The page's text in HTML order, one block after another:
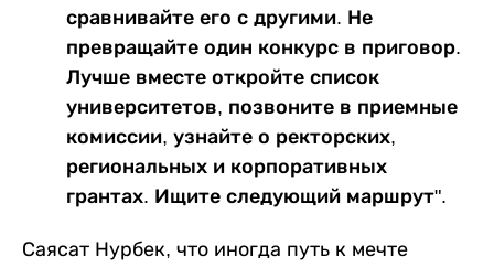
сравнивайте его с другими. Не
превращайте один конкурс в приговор.
Лучше вместе откройте список
университетов, позвоните в приемные
комиссии, узнайте о ректорских,
региональных и корпоративных
грантах. Ищите следующий маршрут".
Саясат Нурбек, что иногда путь к мечте